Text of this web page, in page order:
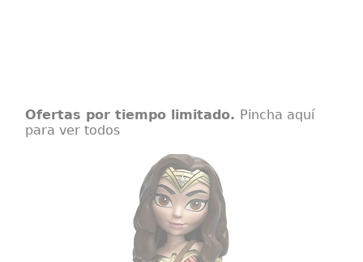
Ofertas por tiempo limitado. Pincha aquí
para ver todos
Figura Wonder Woman Rock Candy
Figura de Wonder Woman
realizada en vinilo perteneciente
a la línea Rock Candy de Funko. La
figura tiene una altura
aproximada de 13 cm., y está
basada en la popular película de
DC Comics Wonder Woman.